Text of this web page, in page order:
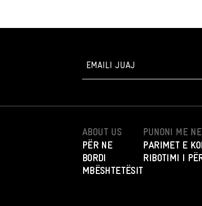
ABOUT US
PËR NE
BORDI
MBËSHTETËSIT
PUNONI ME NE
PARIMET E
RIBOTIMI I